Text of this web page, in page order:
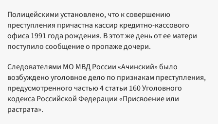
Полицейскими установлено, что к совершению
преступления причастна кассир кредитно-кассового
офиса 1991 года рождения. В этот же день от ее матери
поступило сообщение о пропаже дочери.
Следователями МО МВД России «Ачинский» было
возбуждено уголовное дело по признакам преступления,
предусмотренного частью 4 статьи 160 Уголовного
кодекса Российской Федерации «Присвоение или
растрата».